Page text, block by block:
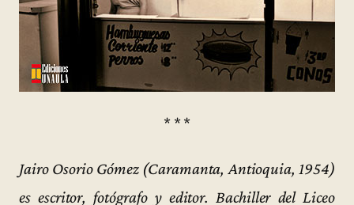
* * *
Jairo Osorio Gómez (Caramanta, Antioquia, 1954)
es escritor, fotógrafo y editor. Bachiller del Liceo